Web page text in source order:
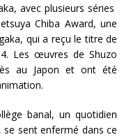
avec plusieurs séries
Chiba Award, une
qui a reçu le titre de
Les œuvres de Shuzo
au Japon et ont été
banal, un quotidien
sent enfermé dans ce